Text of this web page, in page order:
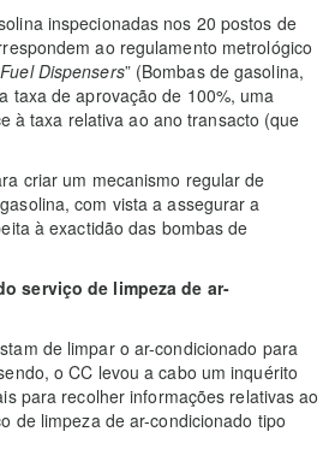
inspecionadas nos 20 postos de
ao regulamento metrológico
Fuel Dispensers” (Bombas de gasolina,
taxa de aprovação de 100%, uma
à taxa relativa ao ano transacto (que
criar um mecanismo regular de
com vista a assegurar a
à exactidão das bombas de
serviço de limpeza de ar-
de limpar o ar-condicionado para
o CC levou a cabo um inquérito
para recolher informações relativas ao
de limpeza de ar-condicionado tipo